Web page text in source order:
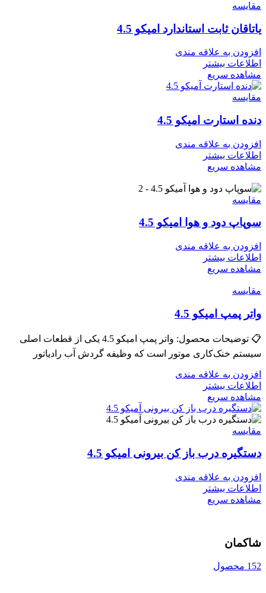
مقایسه
یاتاقان ثابت استاندارد امیکو 4.5
افزودن به علاقه مندی
اطلاعات بیشتر
مشاهده سریع
مقایسه
دنده استارت امیکو 4.5
افزودن به علاقه مندی
اطلاعات بیشتر
مشاهده سریع
مقایسه
سوپاپ دود و هوا امیکو 4.5
افزودن به علاقه مندی
اطلاعات بیشتر
مشاهده سریع
مقایسه
واتر پمپ امیکو 4.5
📋 توضیحات محصول: واتر پمپ امیکو 4.5 یکی از قطعات اصلی
سیستم خنک‌کاری موتور است که وظیفه گردش آب رادیاتور
افزودن به علاقه مندی
اطلاعات بیشتر
مشاهده سریع
مقایسه
دستگیره درب باز کن بیرونی امیکو 4.5
افزودن به علاقه مندی
اطلاعات بیشتر
مشاهده سریع
شاکمان
152 محصول